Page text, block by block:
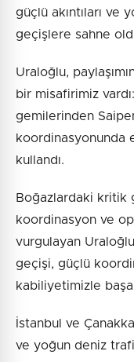
güçlü akıntıları
geçişlere sahne
Uraloğlu,
bir misafirimiz
gemilerinden
koordinasyonunda
kullandı.
Boğazlardaki kritik
koordinasyon ve
vurgulayan
geçişi, güçlü
kabiliyetimizle
İstanbul ve
ve yoğun deniz